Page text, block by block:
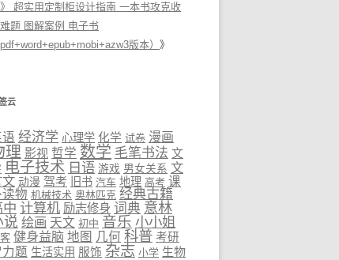
超实用定制柜设计指南 一本书攻克收
题 图解案例 电子书
pdf+word+epub+mobi+azw3版本） 》
云
语 经济学 心理学 化学 试卷 漫画
理 影视 哲学 数学 毛笔书法 文
电子技术 日语 游戏 男女关系 文
文 动漫 驾考 旧书 汽车 地理 高考 课
物 机械技术 奥林匹克 经典古籍
中 计算机 励志修身 词典 意林
说 绘画 天文 初中 音乐 小小姐
健身益脑 地图 几何 科普 考研
题 生活实用 服饰 杂志 小学 生物